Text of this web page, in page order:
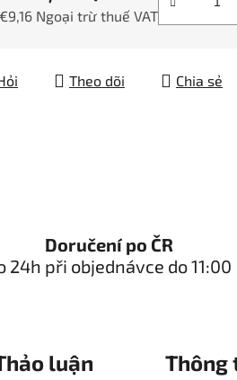
€9,16 Ngoại trừ thuế VAT
Theo dõi Chia sẻ
Doručení po ČR
24h při objednávce do 11:00
luận Thông